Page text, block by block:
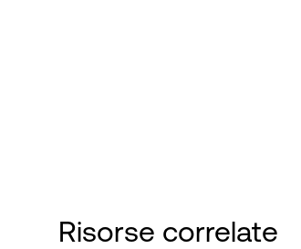
Risorse correlate